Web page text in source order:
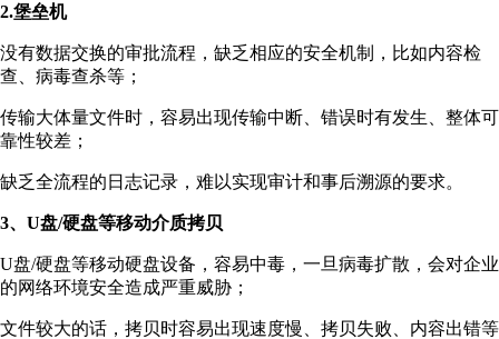
2.堡垒机
没有数据交换的审批流程，缺乏相应的安全机制，比如内容检
查、病毒查杀等；
传输大体量文件时，容易出现传输中断、错误时有发生、整体可
靠性较差；
缺乏全流程的日志记录，难以实现审计和事后溯源的要求。
3、U盘/硬盘等移动介质拷贝
U盘/硬盘等移动硬盘设备，容易中毒，一旦病毒扩散，会对企业
的网络环境安全造成严重威胁；
文件较大的话，拷贝时容易出现速度慢、拷贝失败、内容出错等